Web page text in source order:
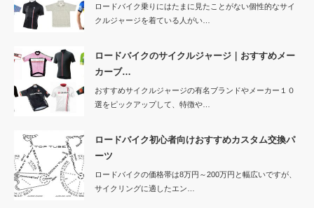
ロードバイク乗りにはたまに見たことがない個性的なサイ
クルジャージを着ている人がい…
ロードバイクのサイクルジャージ｜おすすめメー
カーブ…
おすすめサイクルジャージの有名ブランドやメーカー１０
選をピックアップして、特徴や…
ロードバイク初心者向けおすすめカスタム交換パ
ーツ
ロードバイクの価格帯は8万円～200万円と幅広いですが、
サイクリングに適したエン…